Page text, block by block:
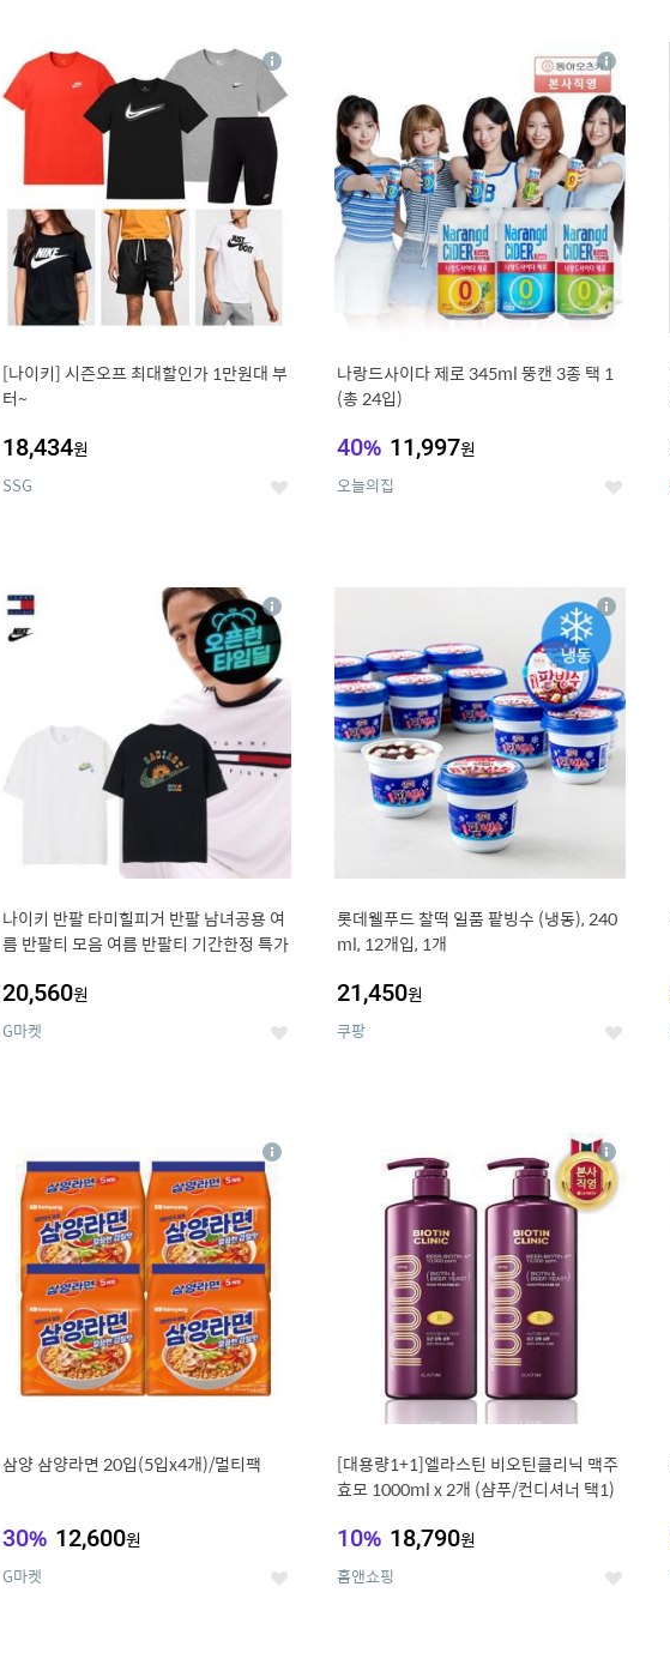
10
[나이키] 시즌오프 최대할인가 1만원대 부
터~
18,434원
SSG 좋
상
세
나랑드사이다 제로 345ml 뚱캔 3종 택 1
(총 24입)
40% 11,997원
오늘의집 좋
상
세
14
나이키 반팔 타미힐피거 반팔 남녀공용 여
름 반팔티 모음 여름 반팔티 기간한정 특가
20,560원
G마켓 좋
상
세
롯데웰푸드 찰떡 일품 팥빙수 (냉동), 240
ml, 12개입, 1개
21,450원
쿠팡 좋
상
세
삼양 삼양라면 20입(5입x4개)/멀티팩
30% 12,600원
G마켓 좋
상
[대용량1+1]엘라스틴 비오틴클리닉 맥주
효모 1000ml x 2개 (샴푸/컨디셔너 택1)
10% 18,790원
홈앤쇼핑 좋
상
세